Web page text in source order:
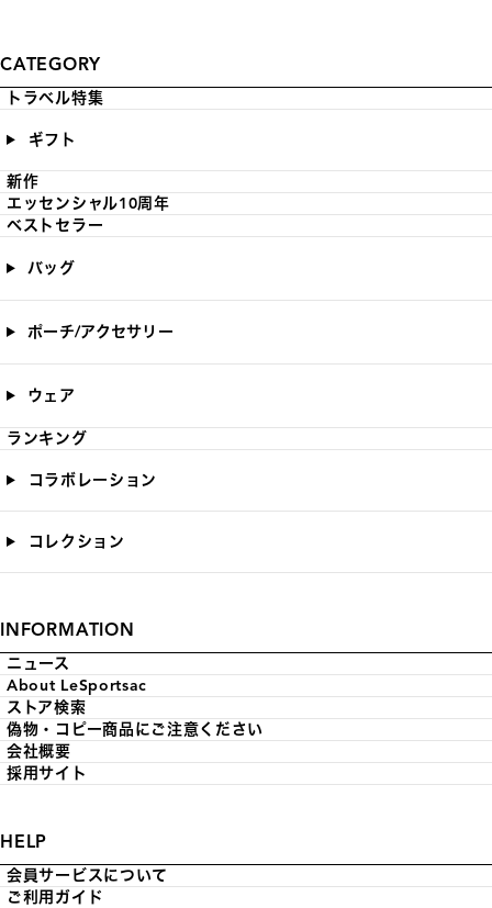
CATEGORY
トラベル特集
ギフト
新作
エッセンシャル10周年
ベストセラー
バッグ
ポーチ/アクセサリー
ウェア
ランキング
コラボレーション
コレクション
INFORMATION
ニュース
About LeSportsac
ストア検索
偽物・コピー商品にご注意ください
会社概要
採用サイト
HELP
会員サービスについて
ご利用ガイド